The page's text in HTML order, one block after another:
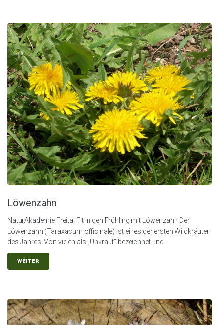
Löwenzahn
NaturAkademie Freital Fit in den Frühling mit Löwenzahn Der
Löwenzahn (Taraxacum officinale) ist eines der ersten Wildkräuter
des Jahres. Von vielen als „Unkraut“ bezeichnet und...
WEITER